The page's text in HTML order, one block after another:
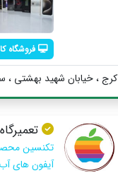
فروشگاه
کرج ، خيابان شهيد بهشتي ،
تکنسین
آیفون های